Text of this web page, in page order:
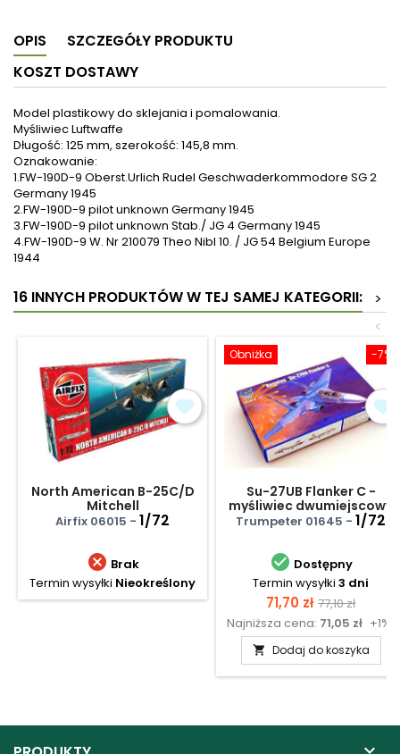
OPIS
SZCZEGÓŁY PRODUKTU
KOSZT DOSTAWY
Model plastikowy do sklejania i pomalowania.
Myśliwiec Luftwaffe
Długość: 125 mm, szerokość: 145,8 mm.
Oznakowanie:
1.FW-190D-9 Oberst.Urlich Rudel Geschwaderkommodore SG 2
Germany 1945
2.FW-190D-9 pilot unknown Germany 1945
3.FW-190D-9 pilot unknown Stab./ JG 4 Germany 1945
4.FW-190D-9 W. Nr 210079 Theo Nibl 10. / JG 54 Belgium Europe
1944
16 INNYCH PRODUKTÓW W TEJ SAMEJ KATEGORII:
>
<
North American B-25C/D
Mitchell
Airfix 06015 - 1/72
 Brak
Termin wysyłki Nieokreślony
-7%
Obniżka
Su-27UB Flanker C -
myśliwiec dwumiejscowy
Trumpeter 01645 - 1/72
 Dostępny
Termin wysyłki 3 dni
Cena
71,70 zł Cena
77,10 zł
Najniższa cena: 71,05 zł +1%
 Dodaj do koszyka